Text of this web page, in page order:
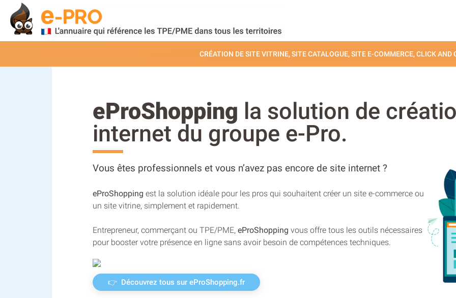
CRÉATION DE SITE VITRINE, SITE CATALOGUE, SITE E-COMMERCE, CLICK AND
eProShopping la solution de
internet du groupe e-Pro.
Vous êtes professionnels et vous n’avez pas encore de site internet ?
eProShopping est la solution idéale pour les pros qui souhaitent créer un site e-commerce ou
un site vitrine, simplement et rapidement.
Entrepreneur, commerçant ou TPE/PME, eProShopping vous offre tous les outils nécessaires
pour booster votre présence en ligne sans avoir besoin de compétences techniques.
👉 Découvrez tous sur eProShopping.fr